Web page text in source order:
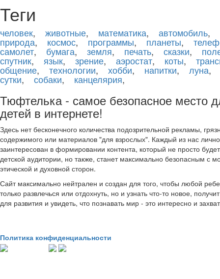
Теги
человек, животные, математика, автомобиль,
природа, космос,программы, планеты,
самолет, бумага, земля, печать, сказки,
спутник, язык, зрение,аэростат, коты,
общение, технологии,хобби, напитки, луна
сутки, собаки, канцелярия,
Тюфтелька - самое безопасное место
детей в интернете!
Здесь нет бесконечного количества подозрительной рекламы,
содержимого или материалов "для взрослых". Каждый из нас лично
заинтересован в формировании контента, который не просто
детской аудитории, но также, станет максимально безопасным с
этической и духовной сторон.
Сайт максимально нейтрален и создан для того, чтобы любой
только развлечься или отдохнуть, но и узнать что-то новое,
для развития и увидеть, что познавать мир - это интересно и
Политика конфиденциальности